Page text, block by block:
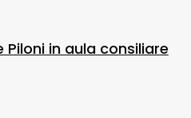
in aula consiliare